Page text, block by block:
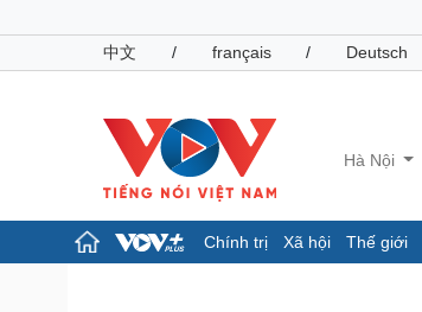
中文
/ français / Deutsch
Hà Nội
Chính trị Xã hội Thế giới